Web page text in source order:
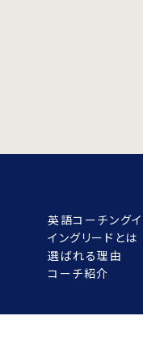
英語コーチング
イングリードとは
選ばれる理由
コーチ紹介